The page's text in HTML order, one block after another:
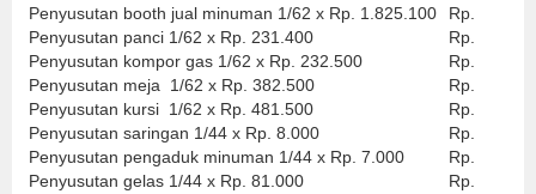
Penyusutan booth jual minuman 1/62 x Rp. 1.825.100
Rp.
Penyusutan panci 1/62 x Rp. 231.400
Rp.
Penyusutan kompor gas 1/62 x Rp. 232.500
Rp.
Penyusutan meja 1/62 x Rp. 382.500
Rp.
Penyusutan kursi 1/62 x Rp. 481.500
Rp.
Penyusutan saringan 1/44 x Rp. 8.000
Rp.
Penyusutan pengaduk minuman 1/44 x Rp. 7.000
Rp.
Penyusutan gelas 1/44 x Rp. 81.000
Rp.